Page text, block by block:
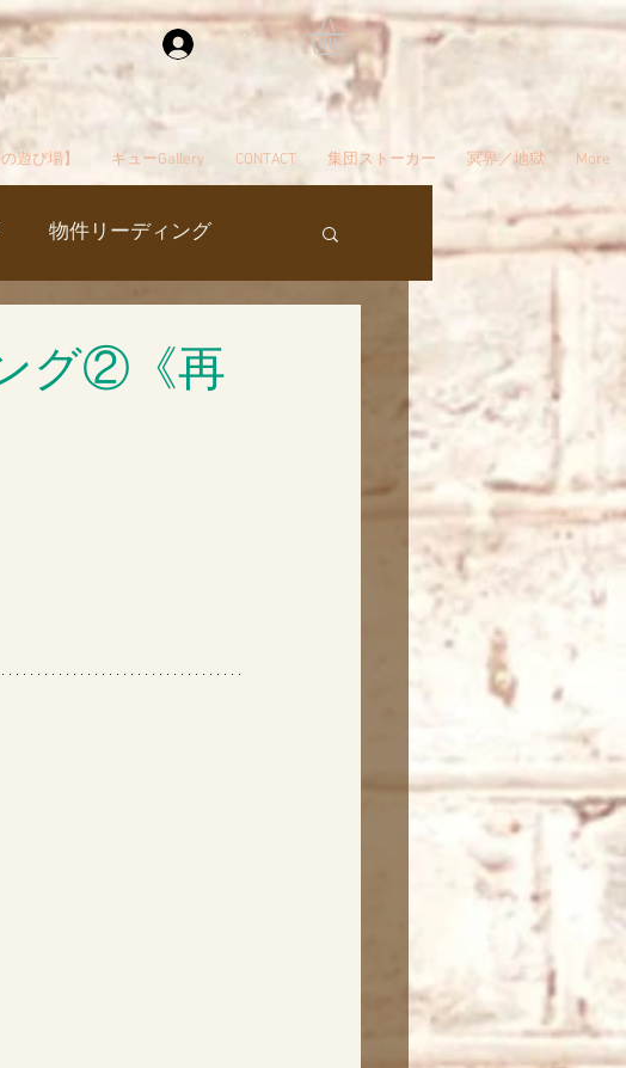
ログイン
遊び場】 ギューGallery CONTACT 集団ストーカー 冥界／地獄 More
物件リーディング
グ②《再